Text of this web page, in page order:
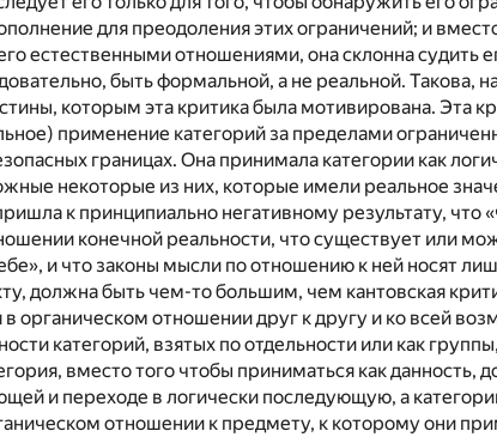
для преодоления этих ограничений; и
естественными отношениями, она склонна
быть формальной, а не реальной. Такова,
которым эта критика была мотивирована. Эта
применение категорий за пределами
границах. Она принимала категории как
некоторые из них, которые имели реальное
к принципиально негативному результату, что
конечной реальности, что существует или
и что законы мысли по отношению к ней носят
должна быть чем-то большим, чем кантовская
органическом отношении друг к другу и ко всей
категорий, взятых по отдельности или как
вместо того чтобы приниматься как
и переходе в логически последующую, а
отношении к предмету, к которому они